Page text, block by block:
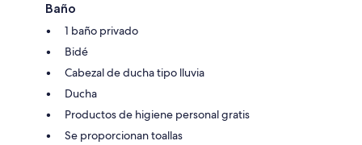
Baño
1 baño privado
Bidé
Cabezal de ducha tipo lluvia
Ducha
Productos de higiene personal gratis
Se proporcionan toallas